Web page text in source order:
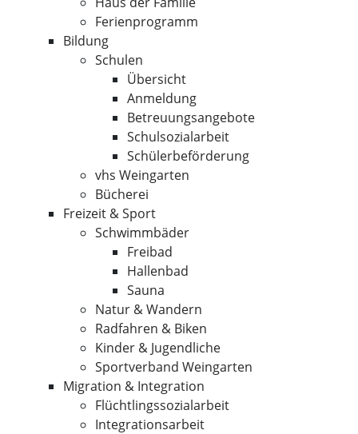
Ferienprogramm
Bildung
Schulen
Übersicht
Anmeldung
Betreuungsangebote
Schulsozialarbeit
Schülerbeförderung
vhs Weingarten
Bücherei
Freizeit & Sport
Schwimmbäder
Freibad
Hallenbad
Sauna
Natur & Wandern
Radfahren & Biken
Kinder & Jugendliche
Sportverband Weingarten
Migration & Integration
Flüchtlingssozialarbeit
Integrationsarbeit